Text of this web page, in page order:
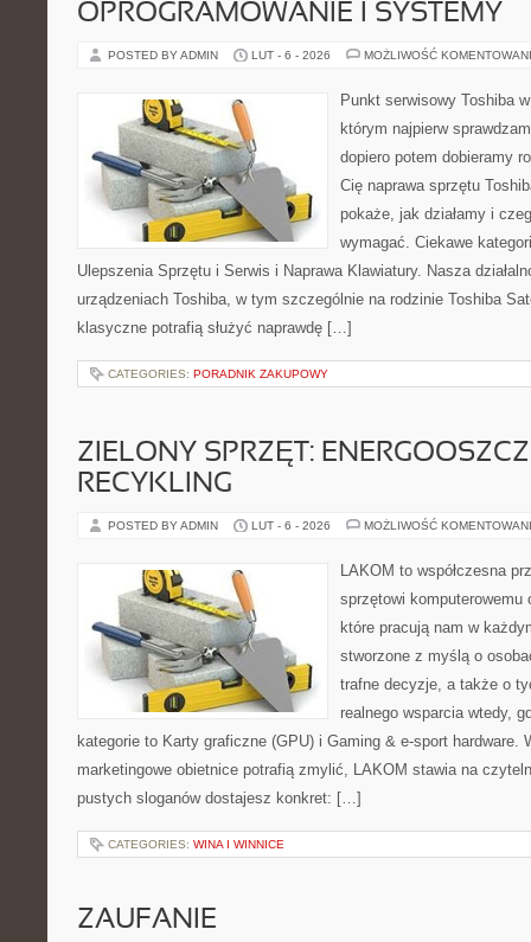
OPROGRAMOWANIE I SYSTEMY
POSTED BY ADMIN LUT - 6 - 2026 MOŻLIWOŚĆ
Punkt serwisowy Toshiba
którym najpierw
dopiero potem dobieramy
Cię naprawa sprzętu
pokaże, jak działamy i
wymagać. Ciekawe
Ulepszenia Sprzętu i Serwis i Naprawa Klawiatury. Nasza
urządzeniach Toshiba, w tym szczególnie na rodzinie Toshiba
klasyczne potrafią służyć naprawdę […]
CATEGORIES: PORADNIK ZAKUPOWY
ZIELONY SPRZĘT:
RECYKLING
POSTED BY ADMIN LUT - 6 - 2026 MOŻLIWOŚĆ
LAKOM to współczesna
sprzętowi komputerowemu
które pracują nam w
stworzone z myślą o
trafne decyzje, a także o
realnego wsparcia wtedy,
kategorie to Karty graficzne (GPU) i Gaming & e-sport hardware.
marketingowe obietnice potrafią zmylić, LAKOM stawia na
pustych sloganów dostajesz konkret: […]
CATEGORIES: WINA I WINNICE
ZAUFANIE